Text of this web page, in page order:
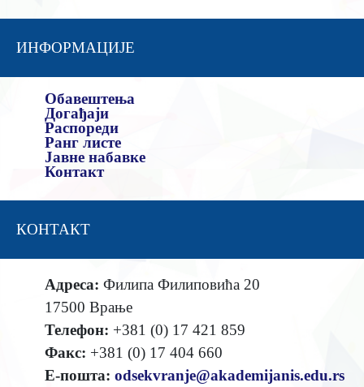
ИНФОРМАЦИЈЕ
Обавештења
Догађаји
Распореди
Ранг листе
Јавне набавке
Контакт
КОНТАКТ
Адреса: Филипа Филиповића 20
17500 Врање
Телефон: +381 (0) 17 421 859
Факс: +381 (0) 17 404 660
Е-пошта: odsekvranje@akademijanis.edu.rs